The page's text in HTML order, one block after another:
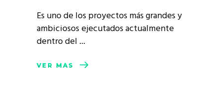
Es uno de los proyectos más grandes y
ambiciosos ejecutados actualmente
dentro del
VER MÁS